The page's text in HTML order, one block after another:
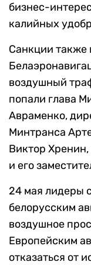
бизнес-
калийных
Санкции также
воздушный
попали глава
Авраменко,
Минтранса
Виктор
и его
24 мая лидеры
белорусским
воздушное
Европейским
отказаться от